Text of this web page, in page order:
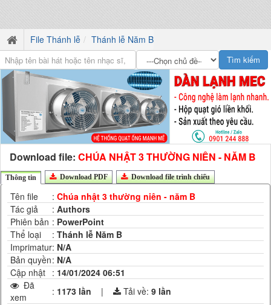
File Thánh lễ Thánh lễ Năm B
Download file: CHÚA NHẬT 3 THƯỜNG NIÊN - NĂM B
Thông tin Download PDF Download file trình chiếu
Tên file : Chúa nhật 3 thường niên - năm B
Tác giả
: Authors
Phiên bản : PowerPoint
Thể loại
: Thánh lễ Năm B
Imprimatur: N/A
Bản quyền: N/A
Cập nhật : 14/01/2024 06:51
Đã
xem
: 1173 lần | Tải về: 9 lần